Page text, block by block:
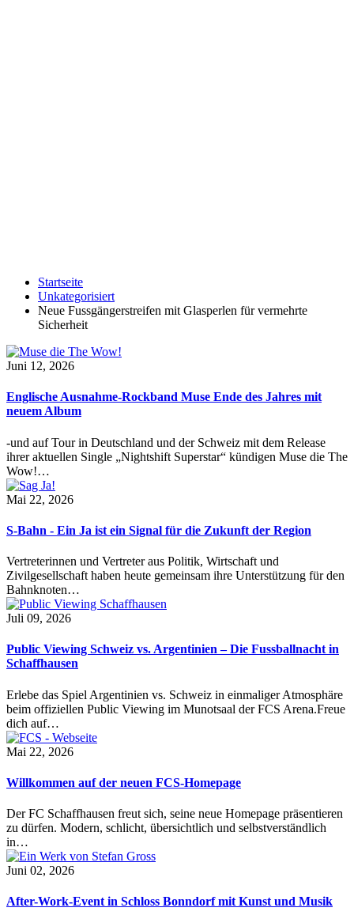
Startseite
Unkategorisiert
Neue Fussgängerstreifen mit Glasperlen für vermehrte
Sicherheit
Juni 12, 2026
Englische Ausnahme-Rockband Muse Ende des Jahres mit
neuem Album
-und auf Tour in Deutschland und der Schweiz mit dem Release
ihrer aktuellen Single „Nightshift Superstar“ kündigen Muse die The
Wow!…
Mai 22, 2026
S-Bahn - Ein Ja ist ein Signal für die Zukunft der Region
Vertreterinnen und Vertreter aus Politik, Wirtschaft und
Zivilgesellschaft haben heute gemeinsam ihre Unterstützung für den
Bahnknoten…
Juli 09, 2026
Public Viewing Schweiz vs. Argentinien – Die Fussballnacht in
Schaffhausen
Erlebe das Spiel Argentinien vs. Schweiz in einmaliger Atmosphäre
beim offiziellen Public Viewing im Munotsaal der FCS Arena.Freue
dich auf…
Mai 22, 2026
Willkommen auf der neuen FCS-Homepage
Der FC Schaffhausen freut sich, seine neue Homepage präsentieren
zu dürfen. Modern, schlicht, übersichtlich und selbstverständlich
in…
Juni 02, 2026
After-Work-Event in Schloss Bonndorf mit Kunst und Musik